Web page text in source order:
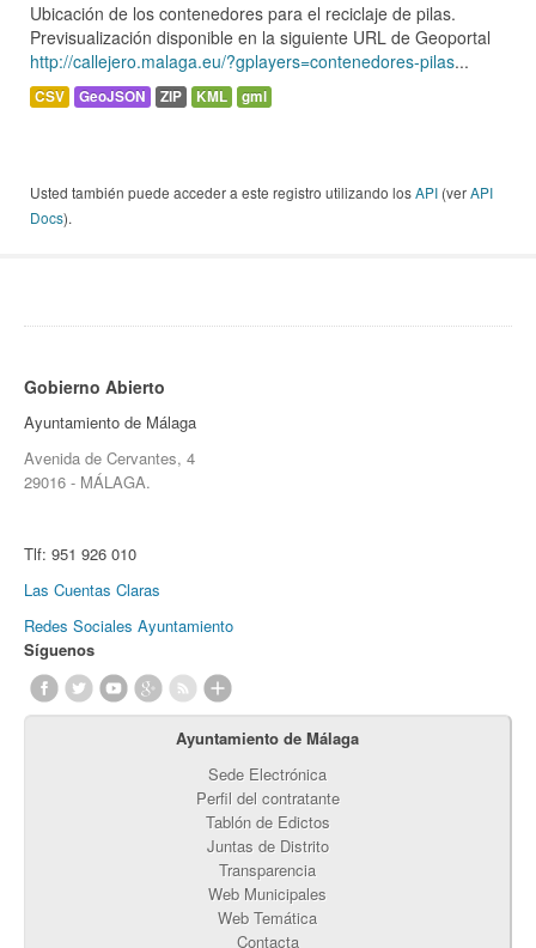
Ubicación de los contenedores para el reciclaje de pilas.
Previsualización disponible en la siguiente URL de Geoportal
http://callejero.malaga.eu/?gplayers=contenedores-pilas...
CSV GeoJSON ZIP KML gml
Usted también puede acceder a este registro utilizando losAPI (verAPI
Docs).
Gobierno Abierto
Ayuntamiento de Málaga
Avenida de Cervantes, 4
29016 - MÁLAGA.
Tlf: 951 926 010
Las Cuentas Claras
Redes Sociales Ayuntamiento
Síguenos
Ayuntamiento de Málaga
Sede Electrónica
Perfil del contratante
Tablón de Edictos
Juntas de Distrito
Transparencia
Web Municipales
Web Temática
Contacta